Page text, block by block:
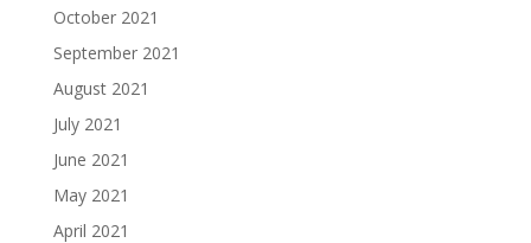
October 2021
September 2021
August 2021
July 2021
June 2021
May 2021
April 2021